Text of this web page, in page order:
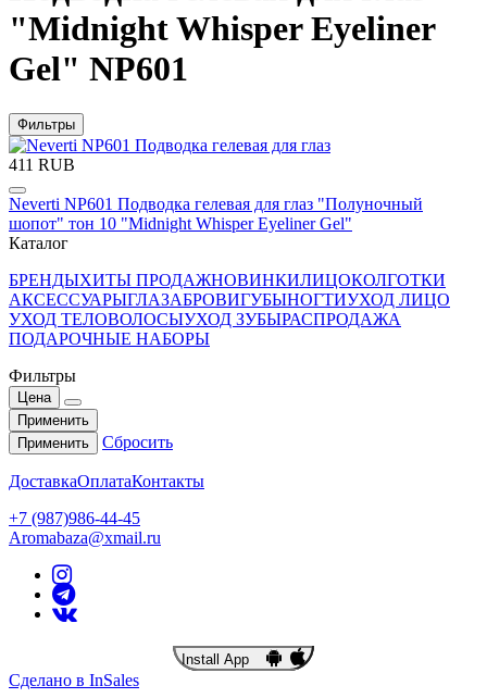
"Midnight Whisper Eyeliner
Gel" NP601
Фильтры
411 RUB
Neverti NP601 Подводка гелевая для глаз "Полуночный
шопот" тон 10 "Midnight Whisper Eyeliner Gel"
Каталог
БРЕНДЫХИТЫ ПРОДАЖНОВИНКИЛИЦОКОЛГОТКИ
АКСЕССУАРЫГЛАЗАБРОВИГУБЫНОГТИУХОД ЛИЦО
УХОД ТЕЛОВОЛОСЫУХОД ЗУБЫРАСПРОДАЖА
ПОДАРОЧНЫЕ НАБОРЫ
Фильтры
Цена
Применить
Применить
Сбросить
ДоставкаОплатаКонтакты
+7 (987)986-44-45
Aromabaza@xmail.ru
Install App
Сделано в InSales